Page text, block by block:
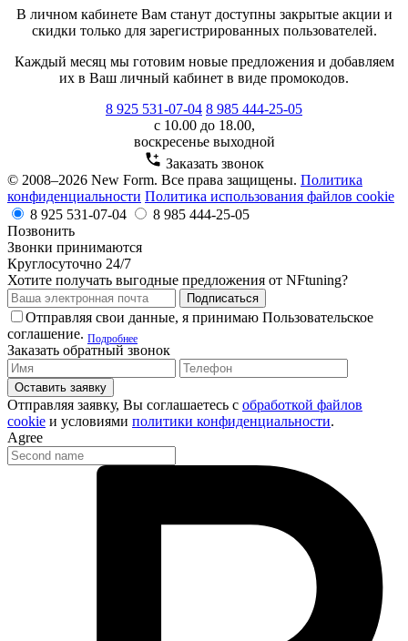
В личном кабинете Вам станут доступны закрытые акции и
скидки только для зарегистрированных пользователей.
Каждый месяц мы готовим новые предложения и добавляем
их в Ваш личный кабинет в виде промокодов.
8 925 531-07-04 8 985 444-25-05
с 10.00 до 18.00,
воскресенье выходной
Заказать звонок
© 2008–2026 New Form. Все права защищены. Политика
конфиденциальности Политика использования файлов cookie
8 925 531-07-04
8 985 444-25-05
Позвонить
Звонки принимаются
Круглосуточно 24/7
Хотите получать выгодные предложения от NFtuning?
Подписаться
Отправляя свои данные, я принимаю Пользовательское
соглашение. Подробнее
Заказать обратный звонок
Оставить заявку
Отправляя заявку, Вы соглашаетесь с обработкой файлов
cookie и условиями политики конфиденциальности.
Agree